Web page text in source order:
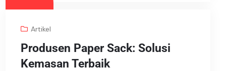
Artikel
Produsen Paper Sack: Solusi
Kemasan Terbaik